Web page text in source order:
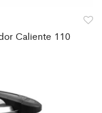
Caliente 110